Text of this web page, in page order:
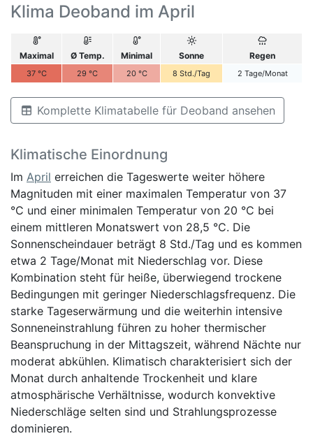
Klima Deoband im April
Maximal Ø Temp. Minimal Sonne Regen
37 °C 29 °C 20 °C 8 Std./Tag 2 Tage/Monat
Komplette Klimatabelle für Deoband ansehen
Klimatische Einordnung
Im April erreichen die Tageswerte weiter höhere
Magnituden mit einer maximalen Temperatur von 37
°C und einer minimalen Temperatur von 20 °C bei
einem mittleren Monatswert von 28,5 °C. Die
Sonnenscheindauer beträgt 8 Std./Tag und es kommen
etwa 2 Tage/Monat mit Niederschlag vor. Diese
Kombination steht für heiße, überwiegend trockene
Bedingungen mit geringer Niederschlagsfrequenz. Die
starke Tageserwärmung und die weiterhin intensive
Sonneneinstrahlung führen zu hoher thermischer
Beanspruchung in der Mittagszeit, während Nächte nur
moderat abkühlen. Klimatisch charakterisiert sich der
Monat durch anhaltende Trockenheit und klare
atmosphärische Verhältnisse, wodurch konvektive
Niederschläge selten sind und Strahlungsprozesse
dominieren.